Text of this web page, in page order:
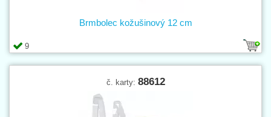
9
Brmbolec kožušinový 12 cm
č. karty: 88612